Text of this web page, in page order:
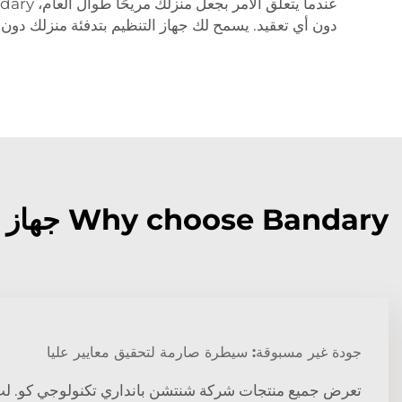
دون أي تعقيد. يسمح لك جهاز التنظيم بتدفئة منزلك
Why choose Bandary جهاز تنظيم حرارة قابل للبرمجة?
جودة غير مسبوقة: سيطرة صارمة لتحقيق معايير عليا
تعرض جميع منتجات شركة شنتشن بانداري تكنولوجي كو.